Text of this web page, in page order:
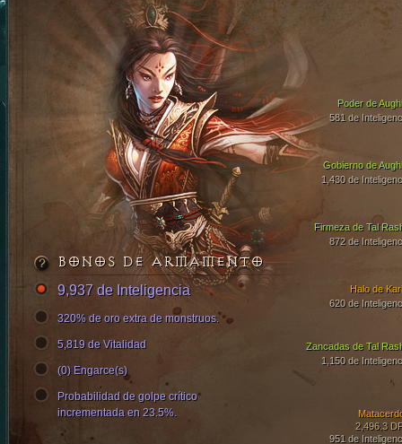
Gobierno de
1,430 de
Firmeza de Tal
872 de
Poder de
581 de
Zancadas de Tal
1,150 de
2,496.3
951 de
Halo de
620 de
BONOS DE ARMAMENTO
9,937 de Inteligencia
320% de oro extra de monstruos.
5,819 de Vitalidad
(0) Engarce(s)
Probabilidad de golpe crítico
incrementada en 23.5%.